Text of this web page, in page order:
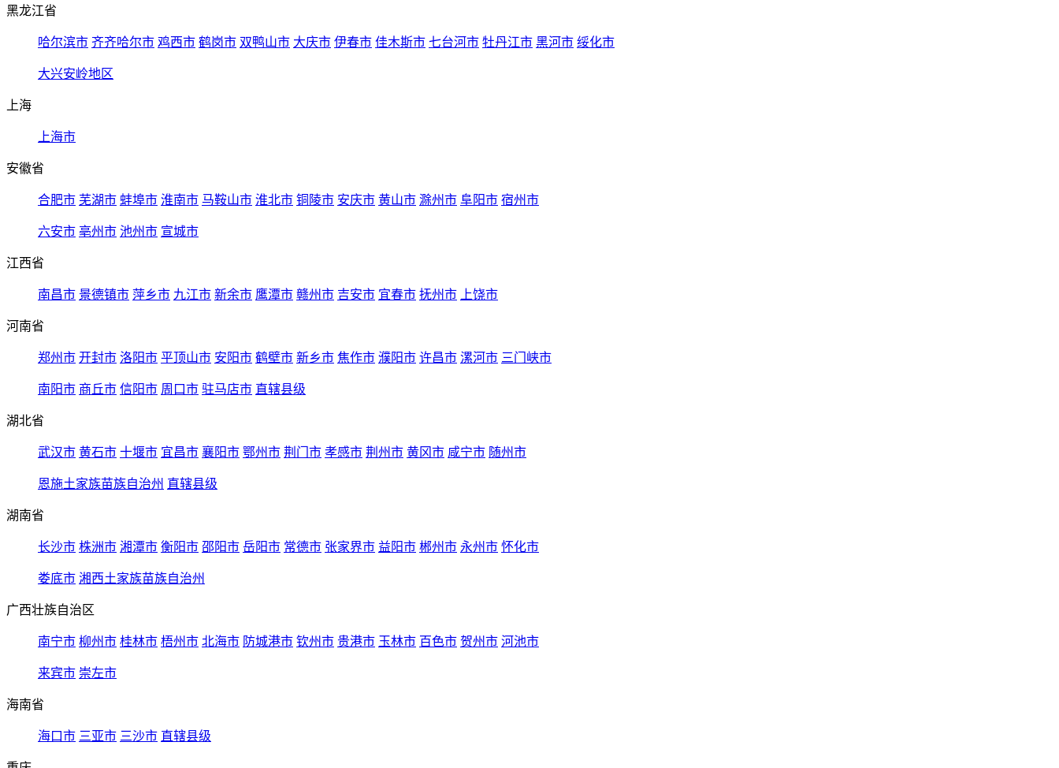
黑龙江省
哈尔滨市 齐齐哈尔市 鸡西市 鹤岗市 双鸭山市 大庆市 伊春市 佳木斯市 七台河市 牡丹江市 黑河市 绥化市
大兴安岭地区
上海
上海市
安徽省
合肥市 芜湖市 蚌埠市 淮南市 马鞍山市 淮北市 铜陵市 安庆市 黄山市 滁州市 阜阳市 宿州市
六安市 亳州市 池州市 宣城市
江西省
南昌市 景德镇市 萍乡市 九江市 新余市 鹰潭市 赣州市 吉安市 宜春市 抚州市 上饶市
河南省
郑州市 开封市 洛阳市 平顶山市 安阳市 鹤壁市 新乡市 焦作市 濮阳市 许昌市 漯河市 三门峡市
南阳市 商丘市 信阳市 周口市 驻马店市 直辖县级
湖北省
武汉市 黄石市 十堰市 宜昌市 襄阳市 鄂州市 荆门市 孝感市 荆州市 黄冈市 咸宁市 随州市
恩施土家族苗族自治州 直辖县级
湖南省
长沙市 株洲市 湘潭市 衡阳市 邵阳市 岳阳市 常德市 张家界市 益阳市 郴州市 永州市 怀化市
娄底市 湘西土家族苗族自治州
广西壮族自治区
南宁市 柳州市 桂林市 梧州市 北海市 防城港市 钦州市 贵港市 玉林市 百色市 贺州市 河池市
来宾市 崇左市
海南省
海口市 三亚市 三沙市 直辖县级